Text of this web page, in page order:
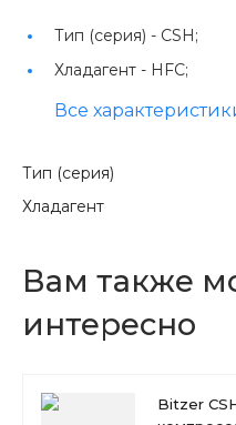
Тип (серия) - CSH;
Хладагент - HFC;
Все
Тип (серия)
Хладагент
Вам также
интересно
Bitzer